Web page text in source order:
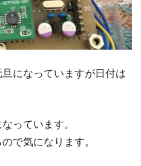
になっていますが日付は
っています。
で気になります。